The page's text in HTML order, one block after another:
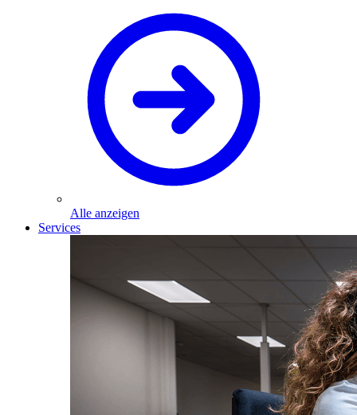
Alle anzeigen
Services